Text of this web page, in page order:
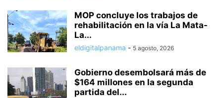
MOP concluye los trabajos de
rehabilitación en la vía La Mata-
La...
eldigitalpanama - 5 agosto, 2026
Gobierno desembolsará más de
$164 millones en la segunda
partida del...